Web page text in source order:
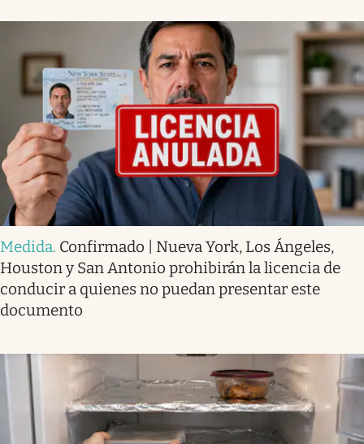
Medida. Confirmado | Nueva York, Los Ángeles,
Houston y San Antonio prohibirán la licencia de
conducir a quienes no puedan presentar este
documento